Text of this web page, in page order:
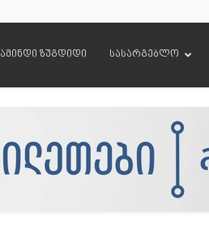
ამინდი ზუგდიდი სასარგებლო